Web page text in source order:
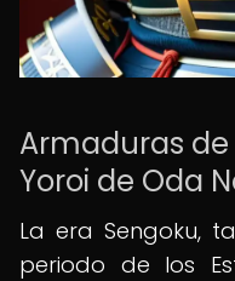
Armaduras de
Yoroi de Oda
La era Sengoku,
periodo de los